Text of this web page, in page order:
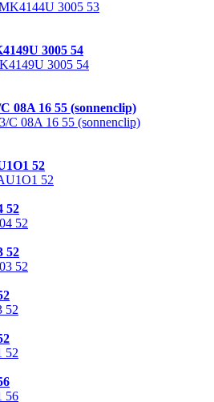
3005 54
08A 16 55 (sonnenclip)
52
52
52